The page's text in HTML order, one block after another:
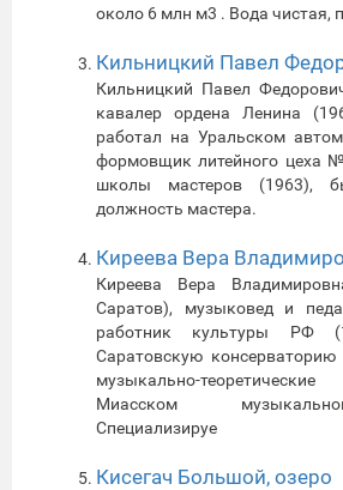
около 6 млн м3 . Вода чистая,
Кильницкий Павел
Кильницкий Павел
кавалер ордена Ленина
работал на Уральском
формовщик литейного цеха
школы мастеров (1963),
должность мастера.
Киреева Вера
Киреева Вера
Саратов), музыковед и
работник культуры РФ
Саратовскую консерваторию
музыкально-
Миасском
Специализируе
Кисегач Большой, озеро